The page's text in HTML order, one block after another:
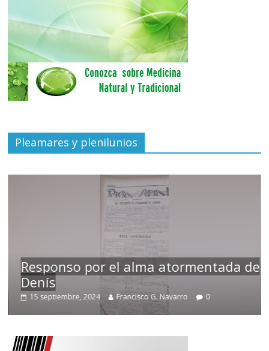
Pleamares y plenilunios
Responso por el alma atormentada de
Denís
15 septiembre, 2024 Francisco G. Navarro 0